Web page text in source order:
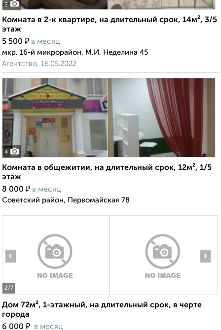
2
Комната в 2-к квартире, на длительный срок, 14м², 3/5
этаж
5 500 ₽ в месяц
мкр. 16-й микрорайон, М.И. Неделина 45
Агентство, 16.05.2022
4
Комната в общежитии, на длительный срок, 12м², 1/5
этаж
8 000 ₽ в месяц
Советский район, Первомайская 78
2/7
‹ ›
Дом 72м², 1-этажный, на длительный срок, в черте
города
6 000 ₽ в месяц